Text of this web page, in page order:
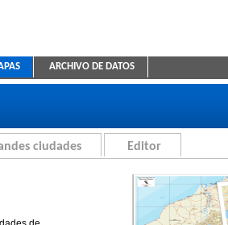
ARCHIVO DE DATOS
ciudades Editor